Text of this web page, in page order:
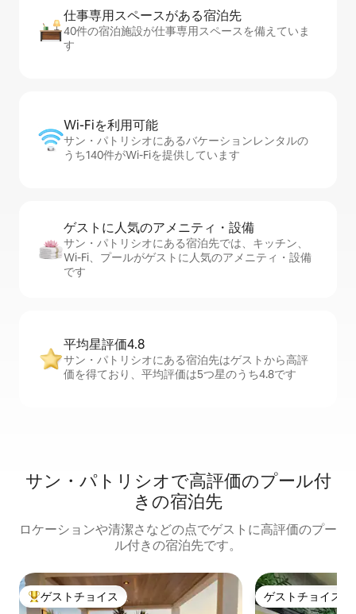
仕事専用ス⁠ペ⁠ー⁠スがあ⁠る宿⁠泊⁠先
40件の宿泊施設が仕事専用スペースを備えていま
す
Wi-Fiを利⁠用⁠可⁠能
サン・パトリシオにあるバケーションレンタルの
うち140件がWi-Fiを提供しています
ゲストに人⁠気⁠のア⁠メ⁠ニ⁠テ⁠ィ・設⁠備
サン・パトリシオにある宿泊先では、キッチン、
Wi-Fi、プールがゲストに人気のアメニティ・設備
です
平均星評価4.8
サン・パトリシオにある宿泊先はゲストから高評
価を得ており、平均評価は5つ星のうち4.8です
サン・パトリシオで高評価のプール付
きの宿泊先
ロケーションや清潔さなどの点でゲストに高評価のプー
ル付きの宿泊先です。
大好評のゲストチョイスです。
ゲストチョイス ゲストチョイス
ゲストチョイス